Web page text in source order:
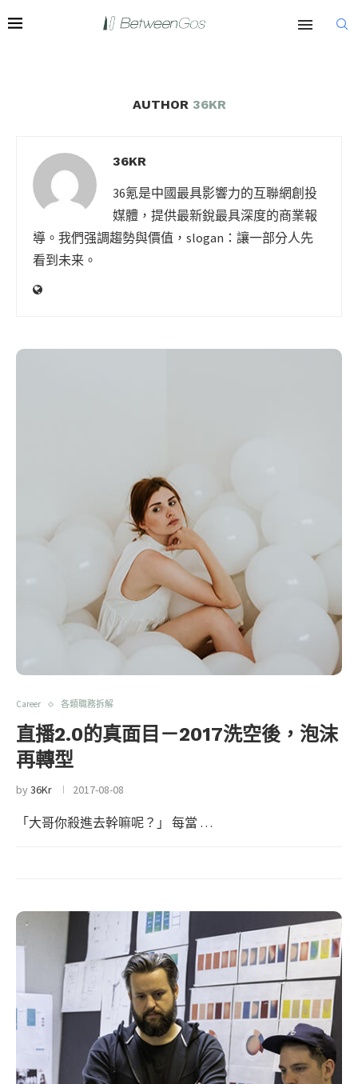
AUTHOR 36KR
36KR
36氪是中國最具影響力的互聯網創投
媒體，提供最新銳最具深度的商業報
導。我們强調趨勢與價值，slogan：讓一部分人先
看到未来。
Career 各類職務拆解
直播2.0的真面目－2017洗空後，泡沫
再轉型
by36Kr 2017-08-08
「大哥你殺進去幹嘛呢？」 每當 …